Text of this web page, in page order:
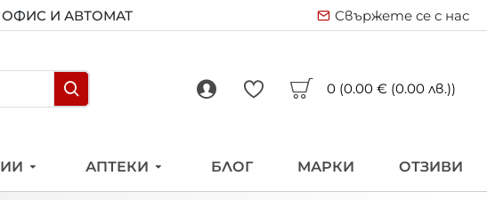
ОФИС И АВТОМАТ Свържете се с нас
0 (0.00 € (0.00 лв.))
АПТЕКИ БЛОГ МАРКИ ОТЗИВИ